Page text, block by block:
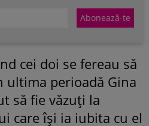
cei doi se fereau să
ultima perioadă Gina
să fie văzuți la
care își ia iubita cu el